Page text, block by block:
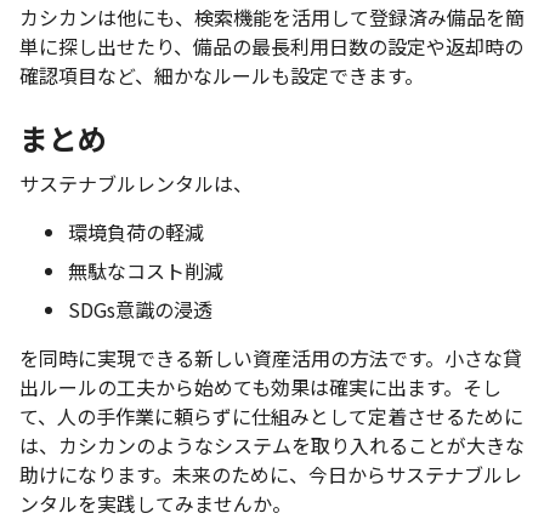
カシカンは他にも、検索機能を活用して登録済み備品を簡
単に探し出せたり、備品の最長利用日数の設定や返却時の
確認項目など、細かなルールも設定できます。
まとめ
サステナブルレンタルは、
環境負荷の軽減
無駄なコスト削減
SDGs意識の浸透
を同時に実現できる新しい資産活用の方法です。小さな貸
出ルールの工夫から始めても効果は確実に出ます。そし
て、人の手作業に頼らずに仕組みとして定着させるために
は、カシカンのようなシステムを取り入れることが大きな
助けになります。未来のために、今日からサステナブルレ
ンタルを実践してみませんか。